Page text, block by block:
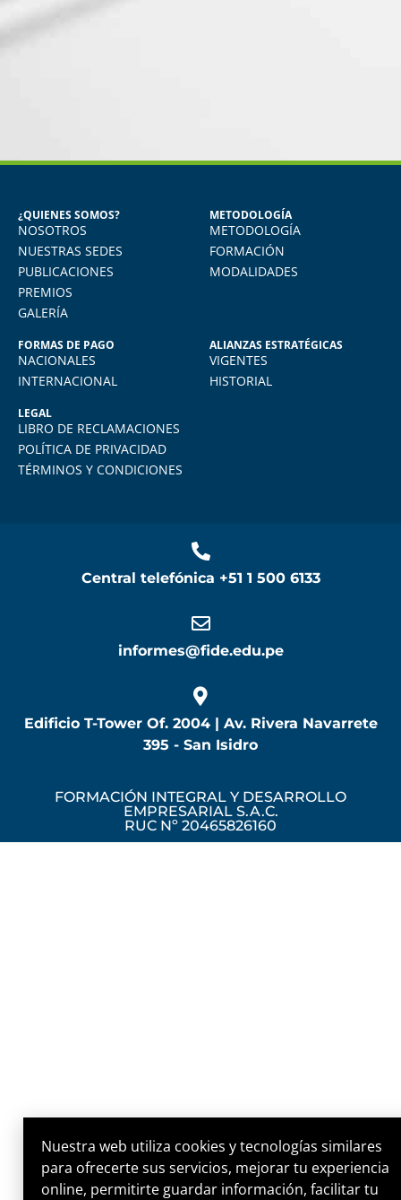
GÓNGORA
Vivo en Arequipa y llevé el diploma con
total comodidad desde mi casa. La
y muy amigable. La enseñanza virtual es
¿QUIENES SOMOS?
NOSOTROS
NUESTRAS SEDES
PUBLICACIONES
PREMIOS
GALERÍA
METODOLOGÍA
METODOLOGÍA
FORMACIÓN
MODALIDADES
FORMAS DE PAGO
NACIONALES
INTERNACIONAL
ALIANZAS ESTRATÉGICAS
VIGENTES
HISTORIAL
LEGAL
LIBRO DE RECLAMACIONES
POLÍTICA DE PRIVACIDAD
TÉRMINOS Y CONDICIONES
Central telefónica +51 1 500 6133
informes@fide.edu.pe
Edificio T-Tower Of. 2004 | Av. Rivera Navarrete
395 - San Isidro
FORMACIÓN INTEGRAL Y DESARROLLO
EMPRESARIAL S.A.C.
RUC Nº 20465826160
Nuestra web utiliza cookies y tecnologías similares
para ofrecerte sus servicios, mejorar tu experiencia
online, permitirte guardar información, facilitar tu